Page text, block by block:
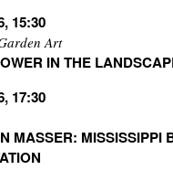
15:30
Art
IN THE
17:30
MASSER: MISSISSIPPI